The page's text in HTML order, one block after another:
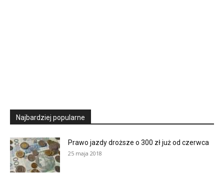
Najbardziej popularne
Prawo jazdy droższe o 300 zł już od czerwca
25 maja 2018